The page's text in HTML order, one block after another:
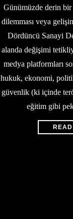
Günümüzde derin
dilemması veya
Dördüncü Sanayi
alanda değişimi
medya platformları
hukuk, ekonomi,
güvenlik (ki içinde
eğitim gibi